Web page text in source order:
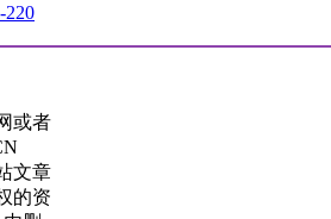
220
或者
文章
的资